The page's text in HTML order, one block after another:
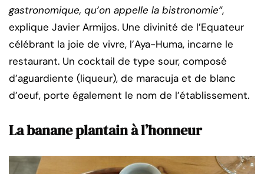
gastronomique, qu’on appelle la bistronomie”,
explique Javier Armijos. Une divinité de l’Equateur
célébrant la joie de vivre, l’Aya-Huma, incarne le
restaurant. Un cocktail de type sour, composé
d’aguardiente (liqueur), de maracuja et de blanc
d’oeuf, porte également le nom de l’établissement.
La banane plantain à l’honneur